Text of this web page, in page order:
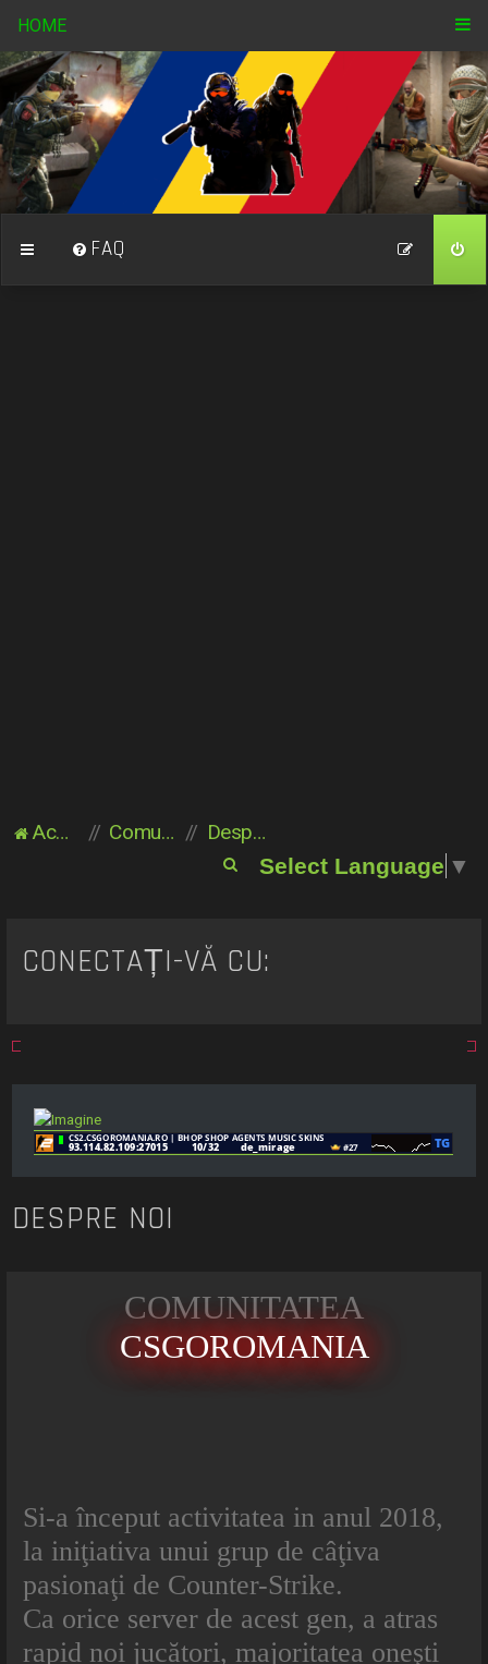
HOME
FAQ
Acasă Comunitate
Despre noi
Select Language ▼
t
CONECTAȚI-VĂ CU:
DESPRE NOI
COMUNITATEA
CSGOROMANIA
Si-a început activitatea in anul 2018,
la iniţiativa unui grup de câţiva
pasionaţi de Counter-Strike.
Ca orice server de acest gen, a atras
rapid noi jucători, majoritatea oneşti